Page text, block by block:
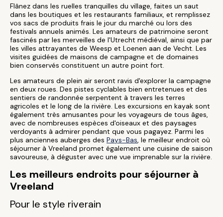
Flânez dans les ruelles tranquilles du village, faites un saut
dans les boutiques et les restaurants familiaux, et remplissez
vos sacs de produits frais le jour du marché ou lors des
festivals annuels animés. Les amateurs de patrimoine seront
fascinés par les merveilles de l'Utrecht médiéval, ainsi que par
les villes attrayantes de Weesp et Loenen aan de Vecht. Les
visites guidées de maisons de campagne et de domaines
bien conservés constituent un autre point fort.
Les amateurs de plein air seront ravis d'explorer la campagne
en deux roues. Des pistes cyclables bien entretenues et des
sentiers de randonnée serpentent à travers les terres
agricoles et le long de la rivière. Les excursions en kayak sont
également très amusantes pour les voyageurs de tous âges,
avec de nombreuses espèces d'oiseaux et des paysages
verdoyants à admirer pendant que vous pagayez. Parmi les
plus anciennes auberges des Pays-Bas, le meilleur endroit où
séjourner à Vreeland promet également une cuisine de saison
savoureuse, à déguster avec une vue imprenable sur la rivière.
Les meilleurs endroits pour séjourner à
Vreeland
Pour le style riverain